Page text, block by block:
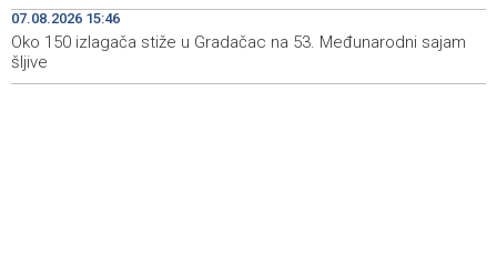
16:55 U rijeci Krivaji kod Zavidovića utopio se muškarac
07.08.2026 15:46
Oko 150 izlagača stiže u Gradačac na 53. Međunarodni sajam
šljive